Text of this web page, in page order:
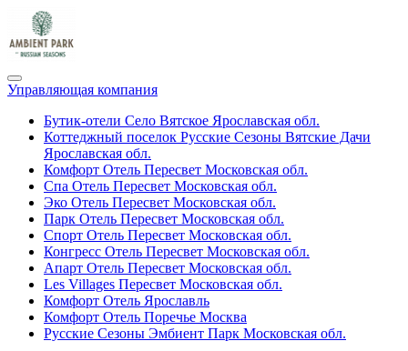
Управляющая компания
Бутик-отели Село Вятское Ярославская обл.
Коттеджный поселок Русские Сезоны Вятские Дачи
Ярославская обл.
Комфорт Отель Пересвет Московская обл.
Спа Отель Пересвет Московская обл.
Эко Отель Пересвет Московская обл.
Парк Отель Пересвет Московская обл.
Спорт Отель Пересвет Московская обл.
Конгресс Отель Пересвет Московская обл.
Апарт Отель Пересвет Московская обл.
Les Villages Пересвет Московская обл.
Комфорт Отель Ярославль
Комфорт Отель Поречье Москва
Русские Сезоны Эмбиент Парк Московская обл.